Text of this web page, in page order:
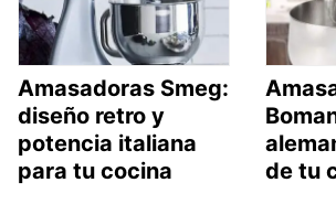
Amasadoras Smeg:
diseño retro y
potencia italiana
para tu cocina
de tu